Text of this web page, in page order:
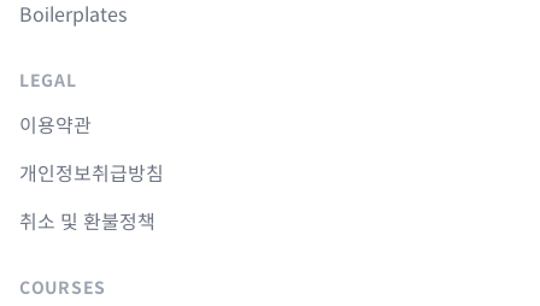
Boilerplates
LEGAL
이용약관
개인정보취급방침
취소 및 환불정책
COURSES